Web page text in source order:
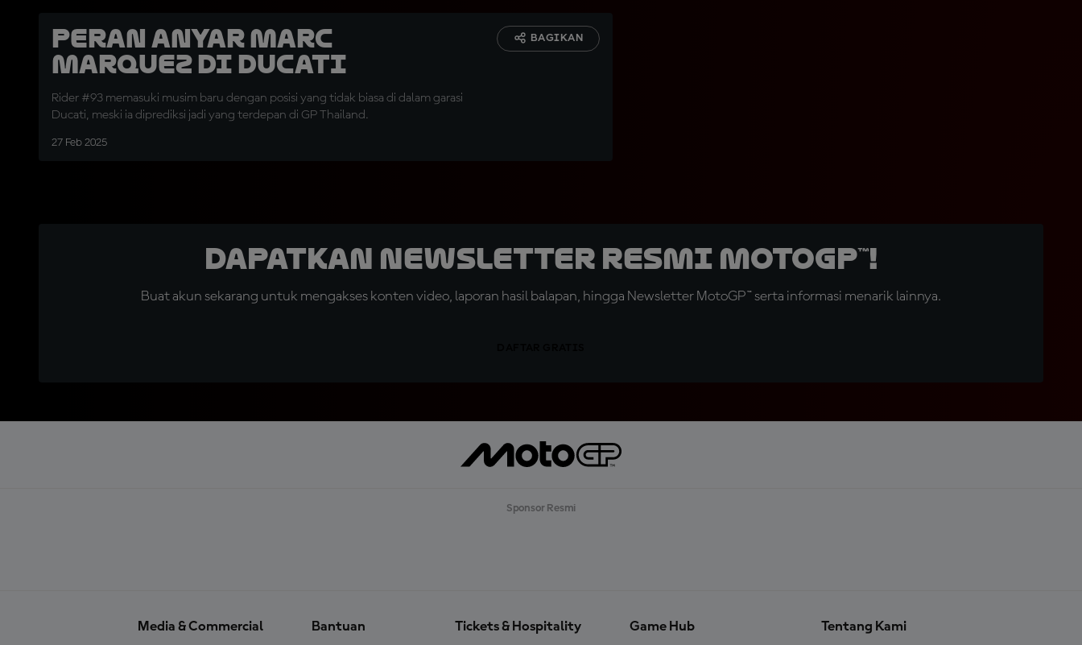
Peran Anyar Marc
Marquez di Ducati
Rider #93 memasuki musim baru dengan posisi yang tidak biasa di dalam garasi
Ducati, meski ia diprediksi jadi yang terdepan di GP Thailand.
27 Feb 2025
BAGIKAN
Dapatkan Newsletter Resmi MotoGP™!
Buat akun sekarang untuk mengakses konten video, laporan hasil balapan, hingga Newsletter MotoGP™ serta informasi menarik lainnya.
Sponsor Resmi
Media & Commercial Bantuan Tickets & Hospitality Game Hub Tentang Kami